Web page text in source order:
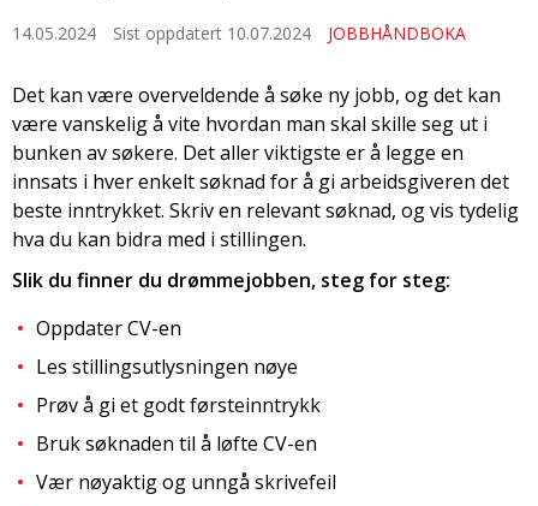
14.05.2024 Sist oppdatert 10.07.2024 JOBBHÅNDBOKA
Det kan være overveldende å søke ny jobb, og det kan
være vanskelig å vite hvordan man skal skille seg ut i
bunken av søkere. Det aller viktigste er å legge en
innsats i hver enkelt søknad for å gi arbeidsgiveren det
beste inntrykket. Skriv en relevant søknad, og vis tydelig
hva du kan bidra med i stillingen.
Slik du finner du drømmejobben, steg for steg:
Oppdater CV-en
Les stillingsutlysningen nøye
Prøv å gi et godt førsteinntrykk
Bruk søknaden til å løfte CV-en
Vær nøyaktig og unngå skrivefeil